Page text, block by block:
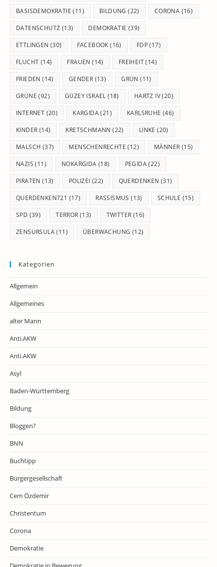
BASISDEMOKRATIE (11) BILDUNG (22) CORONA (16)
DATENSCHUTZ (13) DEMOKRATIE (39)
ETTLINGEN (30) FACEBOOK (16) FDP(17)
FLUCHT (14) FRAUEN (14) FREIHEIT(14)
FRIEDEN (14) GENDER (13) GRÜN (11)
GRÜNE (92) GÜZEY ISRAEL (18) HARTZ IV(20)
INTERNET (20) KARGIDA(21) KARLSRUHE (46)
KINDER (14) KRETSCHMANN (22) LINKE (20)
MALSCH (37) MENSCHENRECHTE (12) MÄNNER (15)
NAZIS (11) NOKARGIDA (18) PEGIDA(22)
PIRATEN (13) POLIZEI (22) QUERDENKEN (31)
QUERDENKEN721 (17) RASSISMUS (13) SCHULE (15)
SPD (39) TERROR (13) TWITTER (16)
ZENSURSULA(11) ÜBERWACHUNG (12)
Kategorien
Allgemein
Allgemeines
alter Mann
Anti.AKW
Anti.AKW
Asyl
Baden-Württemberg
Bildung
Bloggen?
BNN
Buchtipp
Bürgergesellschaft
Cem Özdemir
Christentum
Corona
Demokratie